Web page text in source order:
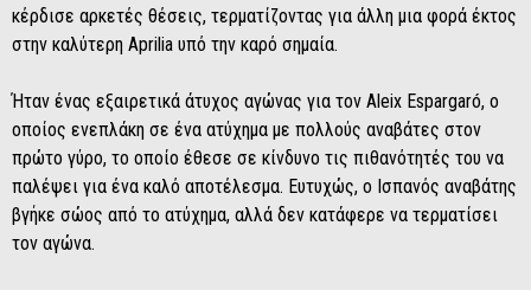
κέρδισε αρκετές θέσεις, τερματίζοντας για άλλη μια φορά έκτος
στην καλύτερη Aprilia υπό την καρό σημαία.
Ήταν ένας εξαιρετικά άτυχος αγώνας για τον Aleix Espargaró, ο
οποίος ενεπλάκη σε ένα ατύχημα με πολλούς αναβάτες στον
πρώτο γύρο, το οποίο έθεσε σε κίνδυνο τις πιθανότητές του να
παλέψει για ένα καλό αποτέλεσμα. Ευτυχώς, ο Ισπανός αναβάτης
βγήκε σώος από το ατύχημα, αλλά δεν κατάφερε να τερματίσει
τον αγώνα.